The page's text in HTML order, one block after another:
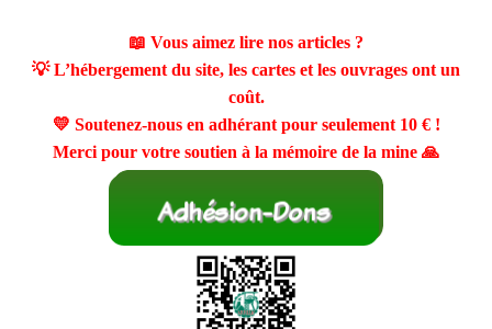
📖 Vous aimez lire nos articles ?
💡 L’hébergement du site, les cartes et les ouvrages ont un
coût.
💛 Soutenez-nous en adhérant pour seulement 10 €!
Merci pour votre soutien à la mémoire de la mine 🙏